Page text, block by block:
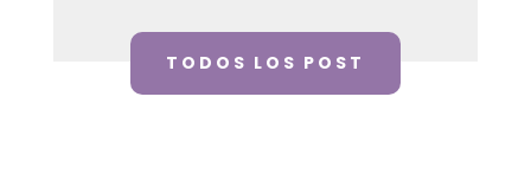
TODOS LOS POST